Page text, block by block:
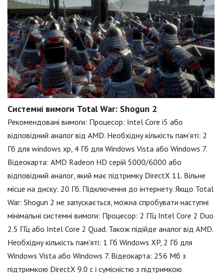
Системні вимоги Total War: Shogun 2
Рекомендовані вимоги: Процесор: Intel Core i5 або
відповідний аналог від AMD. Необхідну кількість пам'яті: 2
Гб для windows xp, 4 Гб для Windows Vista або Windows 7.
Відеокарта: AMD Radeon HD серій 5000/6000 або
відповідний аналог, який має підтримку DirectX 11. Вільне
місце на диску: 20 Гб. Підключення до інтернету. Якщо Total
War: Shogun 2 не запускається, можна спробувати наступні
мінімальні системні вимоги: Процесор: 2 ГГц Intel Core 2 Duo
2.5 ГГц або Intel Core 2 Quad. Також підійде аналог від AMD.
Необхідну кількість пам'яті: 1 Гб Windows XP, 2 Гб для
Windows Vista або Windows 7. Відеокарта: 256 Мб з
підтримкою DirectX 9.0 c і сумісністю з підтримкою